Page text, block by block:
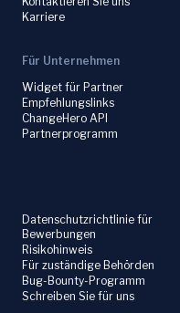
Karriere
Für Unternehmen
Widget für Partner
Empfehlungslinks
ChangeHero API
Partnerprogramm
Datenschutzrichtlinie für
Bewerbungen
Risikohinweis
Für zuständige Behörden
Bug-Bounty-Programm
Schreiben Sie für uns